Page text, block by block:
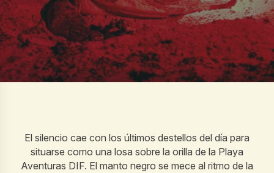
El silencio cae con los últimos destellos del día para
situarse como una losa sobre la orilla de la Playa
Aventuras DIF. El manto negro se mece al ritmo de la